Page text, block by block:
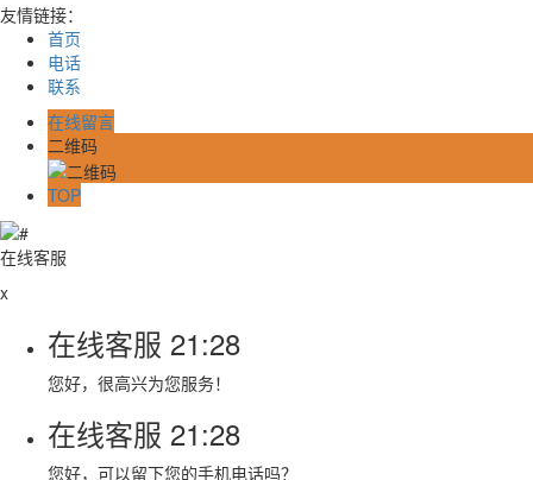
友情链接：
首页
电话
联系
在线留言
二维码
TOP
在线客服
x
在线客服 21:28
您好，很高兴为您服务！
在线客服 21:28
您好，可以留下您的手机电话吗？